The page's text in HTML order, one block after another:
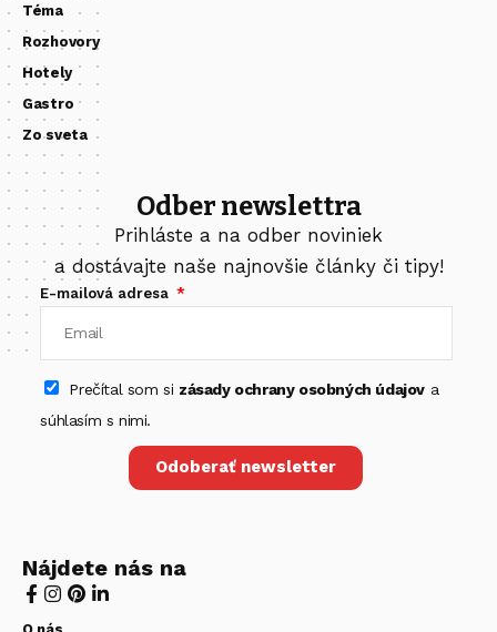
Téma
Rozhovory
Hotely
Gastro
Zo sveta
Odber newslettra
Prihláste a na odber noviniek
a dostávajte naše najnovšie články či tipy!
E-mailová adresa
Prečítal som si zásady ochrany osobných údajova
súhlasím s nimi.
Odoberať newsletter
Nájdete nás na